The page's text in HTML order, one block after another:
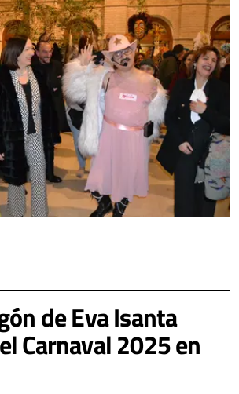
de Eva Isanta
Carnaval 2025 en